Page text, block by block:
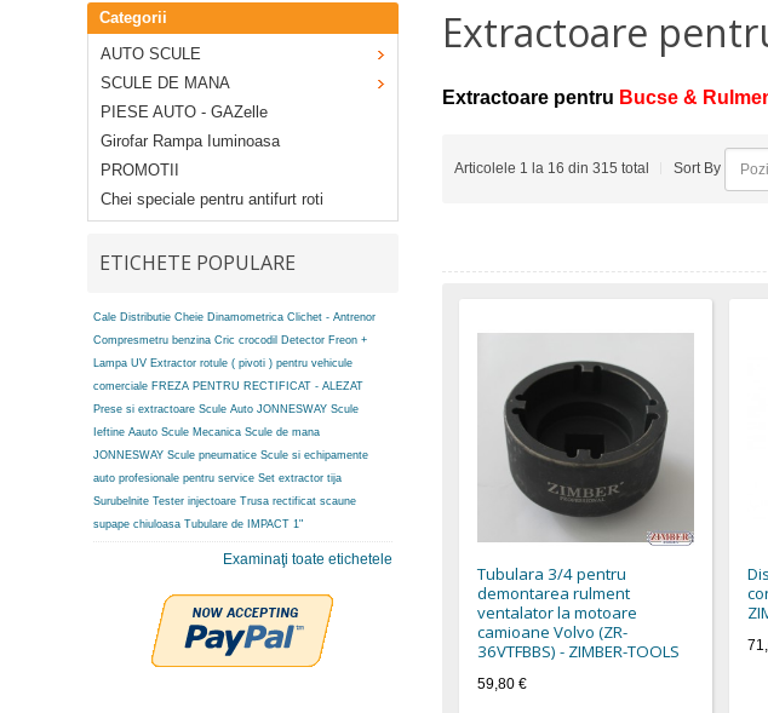
Extractoare
Extractoare pentru Bucse &
Articolele 1 la 16 din 315 total Sort By
Tubulara 3/4 pentru
demontarea rulment
ventalator la motoare
camioane Volvo (ZR-
36VTFBBS) - ZIMBER-TOOLS
59,80 €
Categorii
AUTO SCULE
SCULE DE MANA
PIESE AUTO - GAZelle
Girofar Rampa Iuminoasa
PROMOTII
Chei speciale pentru antifurt roti
ETICHETE POPULARE
Cale Distributie Cheie Dinamometrica Clichet - Antrenor
Compresmetru benzina Cric crocodil Detector Freon +
Lampa UV Extractor rotule ( pivoti ) pentru vehicule
comerciale FREZA PENTRU RECTIFICAT - ALEZAT
Prese si extractoare Scule Auto JONNESWAY Scule
Ieftine Aauto Scule Mecanica Scule de mana
JONNESWAY Scule pneumatice Scule si echipamente
auto profesionale pentru service Set extractor tija
Surubelnite Tester injectoare Trusa rectificat scaune
supape chiuloasa Tubulare de IMPACT 1"
Examinaţi toate etichetele